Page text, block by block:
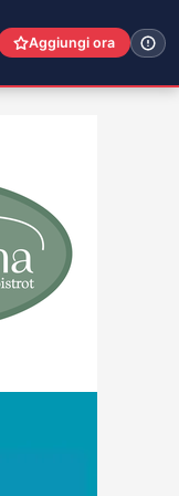
Aggiungi ora